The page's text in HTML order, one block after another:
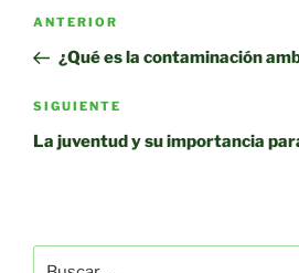
Navegación
entradas
Entrada
anterior:
ANTERIOR
¿Qué es la contaminación
Siguiente
entrada
SIGUIENTE
La juventud y su importancia